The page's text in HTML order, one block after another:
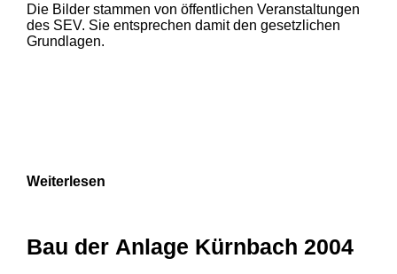
Die Bilder stammen von öffentlichen Veranstaltungen
des SEV. Sie entsprechen damit den gesetzlichen
Grundlagen.
Weiterlesen
Bau der Anlage Kürnbach 2004